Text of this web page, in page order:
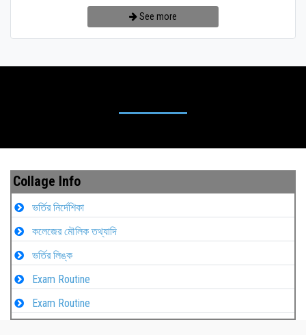
See more
Collage Info
ভর্তির নির্দেশিকা
কলেজের মৌলিক তথ্যাদি
ভর্তির লিঙ্ক
Exam Routine
Exam Routine